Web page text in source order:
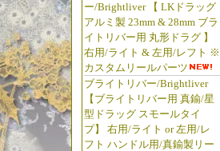
ー/Brightliver 【 LKドラッグ
アルミ製 23mm & 28mm ブラ
イトリバー用 丸形ドラグ 】
右用/ライト & 左用/レフト ※
カスタムリールパーツ
ブライトリバー/Brightliver
【ブライトリバー用 真鍮/星
型ドラッグ スモールタイ
プ】 右用/ライト or 左用/レ
フト ハンドル用/真鍮製リー